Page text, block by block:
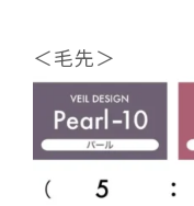
＜毛先＞